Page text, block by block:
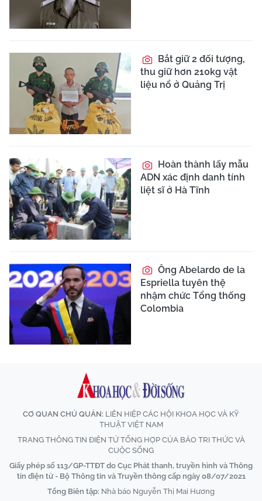
Bắt giữ 2 đối tượng,
thu giữ hơn 210kg vật
liệu nổ ở Quảng Trị
Hoàn thành lấy mẫu
ADN xác định danh tính
liệt sĩ ở Hà Tĩnh
Ông Abelardo de la
Espriella tuyên thệ
nhậm chức Tổng thống
Colombia
CƠ QUAN CHỦ QUẢN: LIÊN HIỆP CÁC HỘI KHOA HỌC VÀ KỸ
THUẬT VIỆT NAM
TRANG THÔNG TIN ĐIỆN TỬ TỔNG HỢP CỦA BÁO TRI THỨC VÀ
CUỘC SỐNG
Giấy phép số 113/GP-TTĐT do Cục Phát thanh, truyền hình và Thông
tin điện tử - Bộ Thông tin và Truyền thông cấp ngày 08/07/2021
Tổng Biên tập: Nhà báo Nguyễn Thị Mai Hương